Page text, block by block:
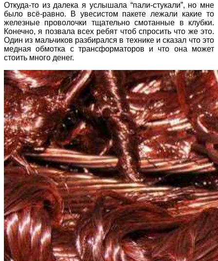
Откуда-то из далека я услышала “пали-стукали”, но мне
было всё-равно. В увесистом пакете лежали какие то
железные проволочки тщательно смотанные в клубки.
Конечно, я позвала всех ребят чтоб спросить что же это.
Один из мальчиков разбирался в технике и сказал что это
медная обмотка с трансформаторов и что она может
стоить много денег.